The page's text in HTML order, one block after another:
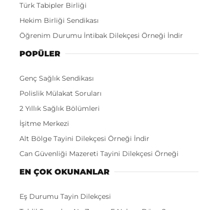
Türk Tabipler Birliği
Hekim Birliği Sendikası
Öğrenim Durumu İntibak Dilekçesi Örneği İndir
POPÜLER
Genç Sağlık Sendikası
Polislik Mülakat Soruları
2 Yıllık Sağlık Bölümleri
İşitme Merkezi
Alt Bölge Tayini Dilekçesi Örneği İndir
Can Güvenliği Mazereti Tayini Dilekçesi Örneği
EN ÇOK OKUNANLAR
Eş Durumu Tayin Dilekçesi